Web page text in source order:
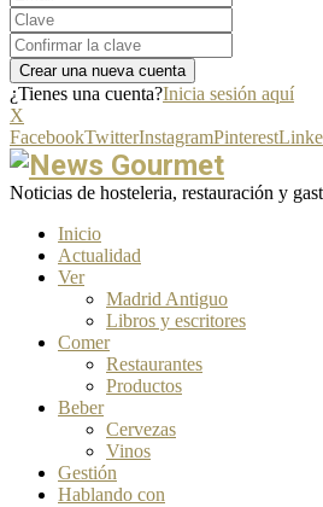
¿Tienes una cuenta?Inicia sesión aquí
X
FacebookTwitterInstagramPinterest
Noticias de hosteleria, restauración y
Inicio
Actualidad
Ver
Madrid Antiguo
Libros y escritores
Comer
Restaurantes
Productos
Beber
Cervezas
Vinos
Gestión
Hablando con